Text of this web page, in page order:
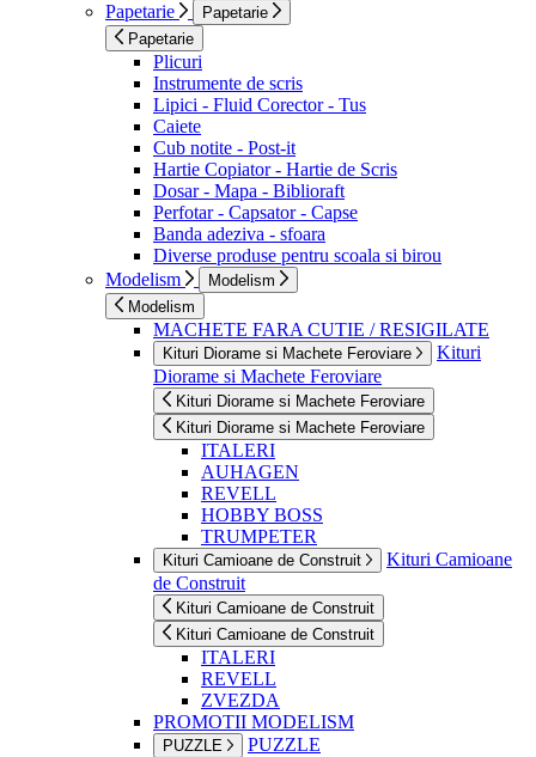
Papetarie
Papetarie
Papetarie
Plicuri
Instrumente de scris
Lipici - Fluid Corector - Tus
Caiete
Cub notite - Post-it
Hartie Copiator - Hartie de Scris
Dosar - Mapa - Biblioraft
Perfotar - Capsator - Capse
Banda adeziva - sfoara
Diverse produse pentru scoala si birou
Modelism
Modelism
Modelism
MACHETE FARA CUTIE / RESIGILATE
Kituri Diorame si Machete Feroviare
Kituri
Diorame si Machete Feroviare
Kituri Diorame si Machete Feroviare
Kituri Diorame si Machete Feroviare
ITALERI
AUHAGEN
REVELL
HOBBY BOSS
TRUMPETER
Kituri Camioane de Construit
Kituri Camioane
de Construit
Kituri Camioane de Construit
Kituri Camioane de Construit
ITALERI
REVELL
ZVEZDA
PROMOTII MODELISM
PUZZLE PUZZLE